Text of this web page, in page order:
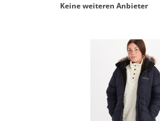
Keine weiteren Anbieter